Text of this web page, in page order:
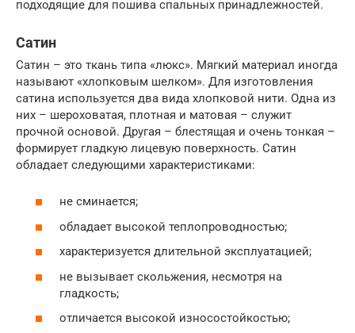
подходящие для пошива спальных принадлежностей.
Сатин
Сатин – это ткань типа «люкс». Мягкий материал иногда
называют «хлопковым шелком». Для изготовления
сатина используется два вида хлопковой нити. Одна из
них – шероховатая, плотная и матовая – служит
прочной основой. Другая – блестящая и очень тонкая –
формирует гладкую лицевую поверхность. Сатин
обладает следующими характеристиками:
не сминается;
обладает высокой теплопроводностью;
характеризуется длительной эксплуатацией;
не вызывает скольжения, несмотря на
гладкость;
отличается высокой износостойкостью;